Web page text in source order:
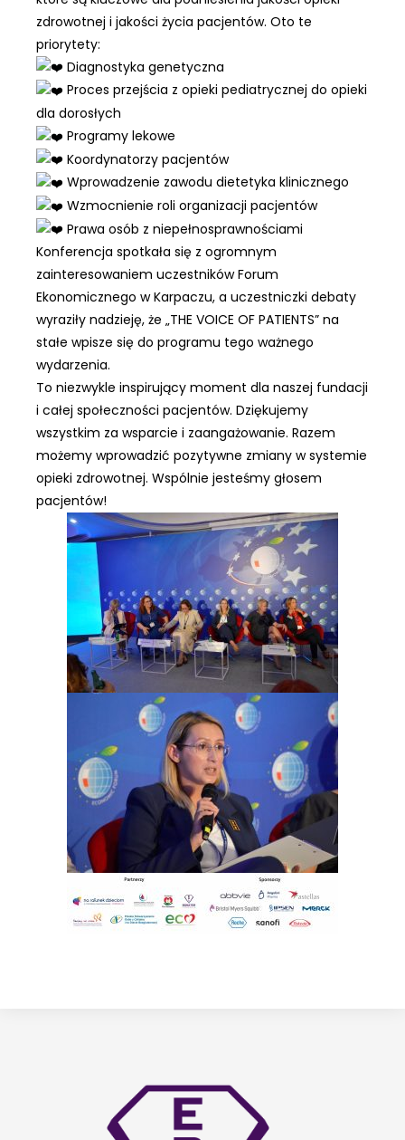
zdrowotnej i jakości życia pacjentów. Oto te
priorytety:
Diagnostyka genetyczna
Proces przejścia z opieki pediatrycznej do opieki
dla dorosłych
Programy lekowe
Koordynatorzy pacjentów
Wprowadzenie zawodu dietetyka klinicznego
Wzmocnienie roli organizacji pacjentów
Prawa osób z niepełnosprawnościami
Konferencja spotkała się z ogromnym
zainteresowaniem uczestników Forum
Ekonomicznego w Karpaczu, a uczestniczki debaty
wyraziły nadzieję, że „THE VOICE OF PATIENTS” na
stałe wpisze się do programu tego ważnego
wydarzenia.
To niezwykle inspirujący moment dla naszej fundacji
i całej społeczności pacjentów. Dziękujemy
wszystkim za wsparcie i zaangażowanie. Razem
możemy wprowadzić pozytywne zmiany w systemie
opieki zdrowotnej. Wspólnie jesteśmy głosem
pacjentów!